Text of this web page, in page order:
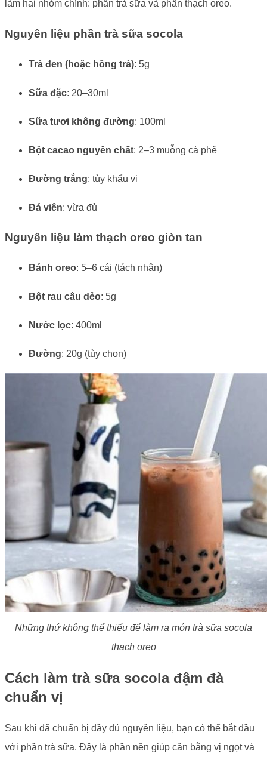
làm hai nhóm chính: phần trà sữa và phần thạch oreo.
Nguyên liệu phần trà sữa socola
Trà đen (hoặc hồng trà): 5g
Sữa đặc: 20–30ml
Sữa tươi không đường: 100ml
Bột cacao nguyên chất: 2–3 muỗng cà phê
Đường trắng: tùy khẩu vị
Đá viên: vừa đủ
Nguyên liệu làm thạch oreo giòn tan
Bánh oreo: 5–6 cái (tách nhân)
Bột rau câu dẻo: 5g
Nước lọc: 400ml
Đường: 20g (tùy chọn)
Những thứ không thể thiếu để làm ra món trà sữa socola
thạch oreo
Cách làm trà sữa socola đậm đà
chuẩn vị
Sau khi đã chuẩn bị đầy đủ nguyên liệu, bạn có thể bắt đầu
với phần trà sữa. Đây là phần nền giúp cân bằng vị ngọt và